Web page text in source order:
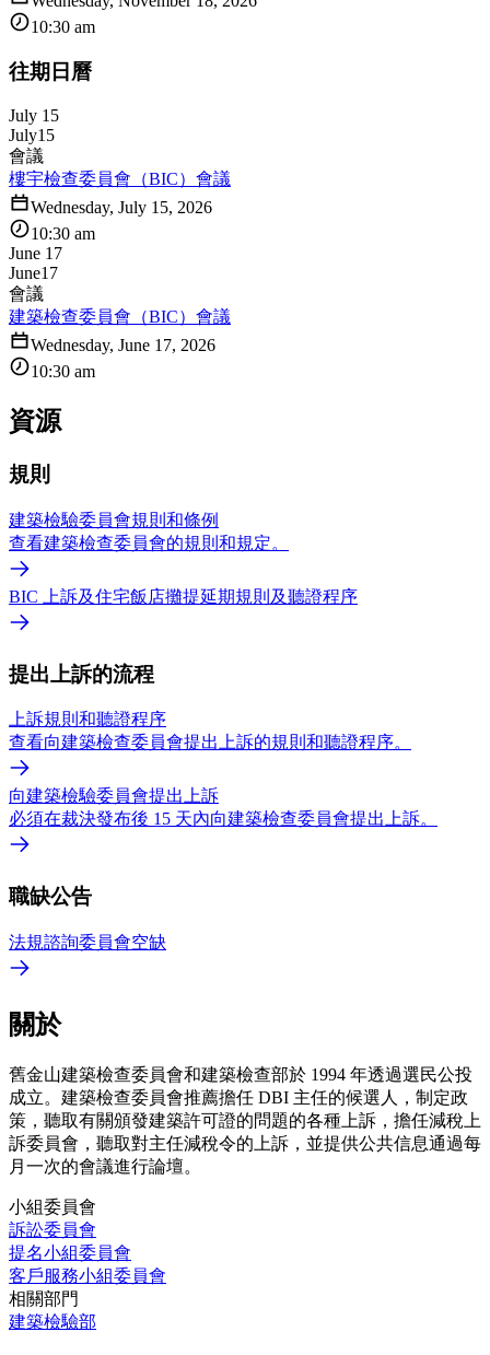
10:30 am
往期日曆
July 15
July15
會議
樓宇檢查委員會（BIC）會議
Wednesday, July 15, 2026
10:30 am
June 17
June17
會議
建築檢查委員會（BIC）會議
Wednesday, June 17, 2026
10:30 am
資源
規則
建築檢驗委員會規則和條例
查看建築檢查委員會的規則和規定。
BIC 上訴及住宅飯店攤提延期規則及聽證程序
提出上訴的流程
上訴規則和聽證程序
查看向建築檢查委員會提出上訴的規則和聽證程序。
向建築檢驗委員會提出上訴
必須在裁決發布後 15 天內向建築檢查委員會提出上訴。
職缺公告
法規諮詢委員會空缺
關於
舊金山建築檢查委員會和建築檢查部於 1994 年透過選民公投
成立。建築檢查委員會推薦擔任 DBI 主任的候選人，制定政
策，聽取有關頒發建築許可證的問題的各種上訴，擔任減稅上
訴委員會，聽取對主任減稅令的上訴，並提供公共信息通過每
月一次的會議進行論壇。
小組委員會
訴訟委員會
提名小組委員會
客戶服務小組委員會
相關部門
建築檢驗部